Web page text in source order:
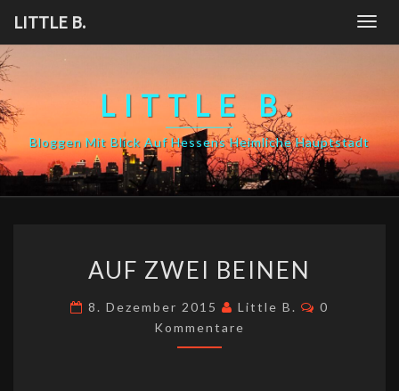
content
LITTLE B.
LITTLE B.
Bloggen Mit Blick Auf Hessens Heimliche Hauptstadt
ZWEI
BEINEN
AUF ZWEI BEINEN
8. Dezember 2015 Little B.
0
Kommentare